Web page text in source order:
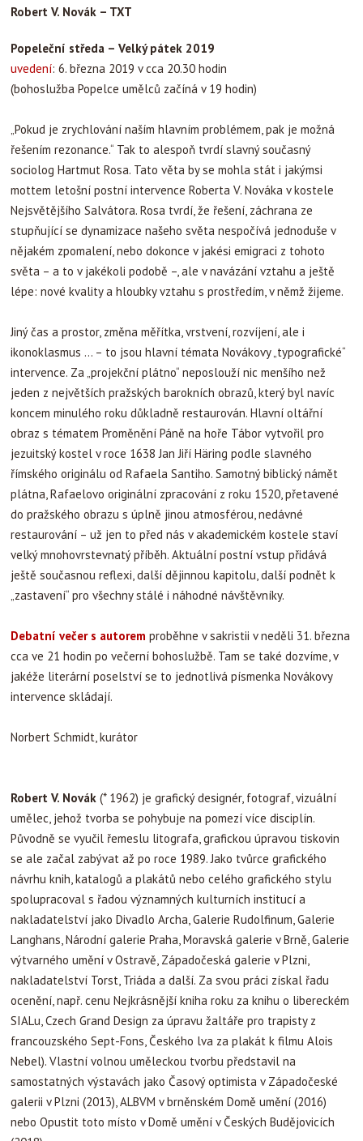
Robert V. Novák – TXT
Popeleční středa – Velký pátek 2019
uvedení: 6. března 2019 v cca 20.30 hodin
(bohoslužba Popelce umělců začíná v 19 hodin)
„Pokud je zrychlování naším hlavním problémem, pak je možná
řešením rezonance.“ Tak to alespoň tvrdí slavný současný
sociolog Hartmut Rosa. Tato věta by se mohla stát i jakýmsi
mottem letošní postní intervence Roberta V. Nováka v kostele
Nejsvětějšího Salvátora. Rosa tvrdí, že řešení, záchrana ze
stupňující se dynamizace našeho světa nespočívá jednoduše v
nějakém zpomalení, nebo dokonce v jakési emigraci z tohoto
světa – a to v jakékoli podobě –, ale v navázání vztahu a ještě
lépe: nové kvality a hloubky vztahu s prostředím, v němž žijeme.
Jiný čas a prostor, změna měřítka, vrstvení, rozvíjení, ale i
ikonoklasmus … – to jsou hlavní témata Novákovy „typografické“
intervence. Za „projekční plátno“ neposlouží nic menšího než
jeden z největších pražských barokních obrazů, který byl navíc
koncem minulého roku důkladně restaurován. Hlavní oltářní
obraz s tématem Proměnění Páně na hoře Tábor vytvořil pro
jezuitský kostel v roce 1638 Jan Jiří Häring podle slavného
římského originálu od Rafaela Santiho. Samotný biblický námět
plátna, Rafaelovo originální zpracování z roku 1520, přetavené
do pražského obrazu s úplně jinou atmosférou, nedávné
restaurování – už jen to před nás v akademickém kostele staví
velký mnohovrstevnatý příběh. Aktuální postní vstup přidává
ještě současnou reflexi, další dějinnou kapitolu, další podnět k
„zastavení“ pro všechny stálé i náhodné návštěvníky.
Debatní večer s autorem proběhne v sakristii v neděli 31. března
cca ve 21 hodin po večerní bohoslužbě. Tam se také dozvíme, v
jakéže literární poselství se to jednotlivá písmenka Novákovy
intervence skládají.
Norbert Schmidt, kurátor
Robert V. Novák (* 1962) je grafický designér, fotograf, vizuální
umělec, jehož tvorba se pohybuje na pomezí více disciplín.
Původně se vyučil řemeslu litografa, grafickou úpravou tiskovin
se ale začal zabývat až po roce 1989. Jako tvůrce grafického
návrhu knih, katalogů a plakátů nebo celého grafického stylu
spolupracoval s řadou významných kulturních institucí a
nakladatelství jako Divadlo Archa, Galerie Rudolfinum, Galerie
Langhans, Národní galerie Praha, Moravská galerie v Brně, Galerie
výtvarného umění v Ostravě, Západočeská galerie v Plzni,
nakladatelství Torst, Triáda a další. Za svou práci získal řadu
ocenění, např. cenu Nejkrásnější kniha roku za knihu o libereckém
SIALu, Czech Grand Design za úpravu žaltáře pro trapisty z
francouzského Sept-Fons, Českého lva za plakát k filmu Alois
Nebel). Vlastní volnou uměleckou tvorbu představil na
samostatných výstavách jako Časový optimista v Západočeské
galerii v Plzni (2013), ALBVM v brněnském Domě umění (2016)
nebo Opustit toto místo v Domě umění v Českých Budějovicích